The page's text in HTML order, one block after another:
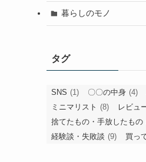
暮らしのモノ
タグ
SNS (1) 〇〇の中身 (4)
ミニマリスト (8) レビュ
捨てたもの・手放したもの
経験談・失敗談 (9) 買っ